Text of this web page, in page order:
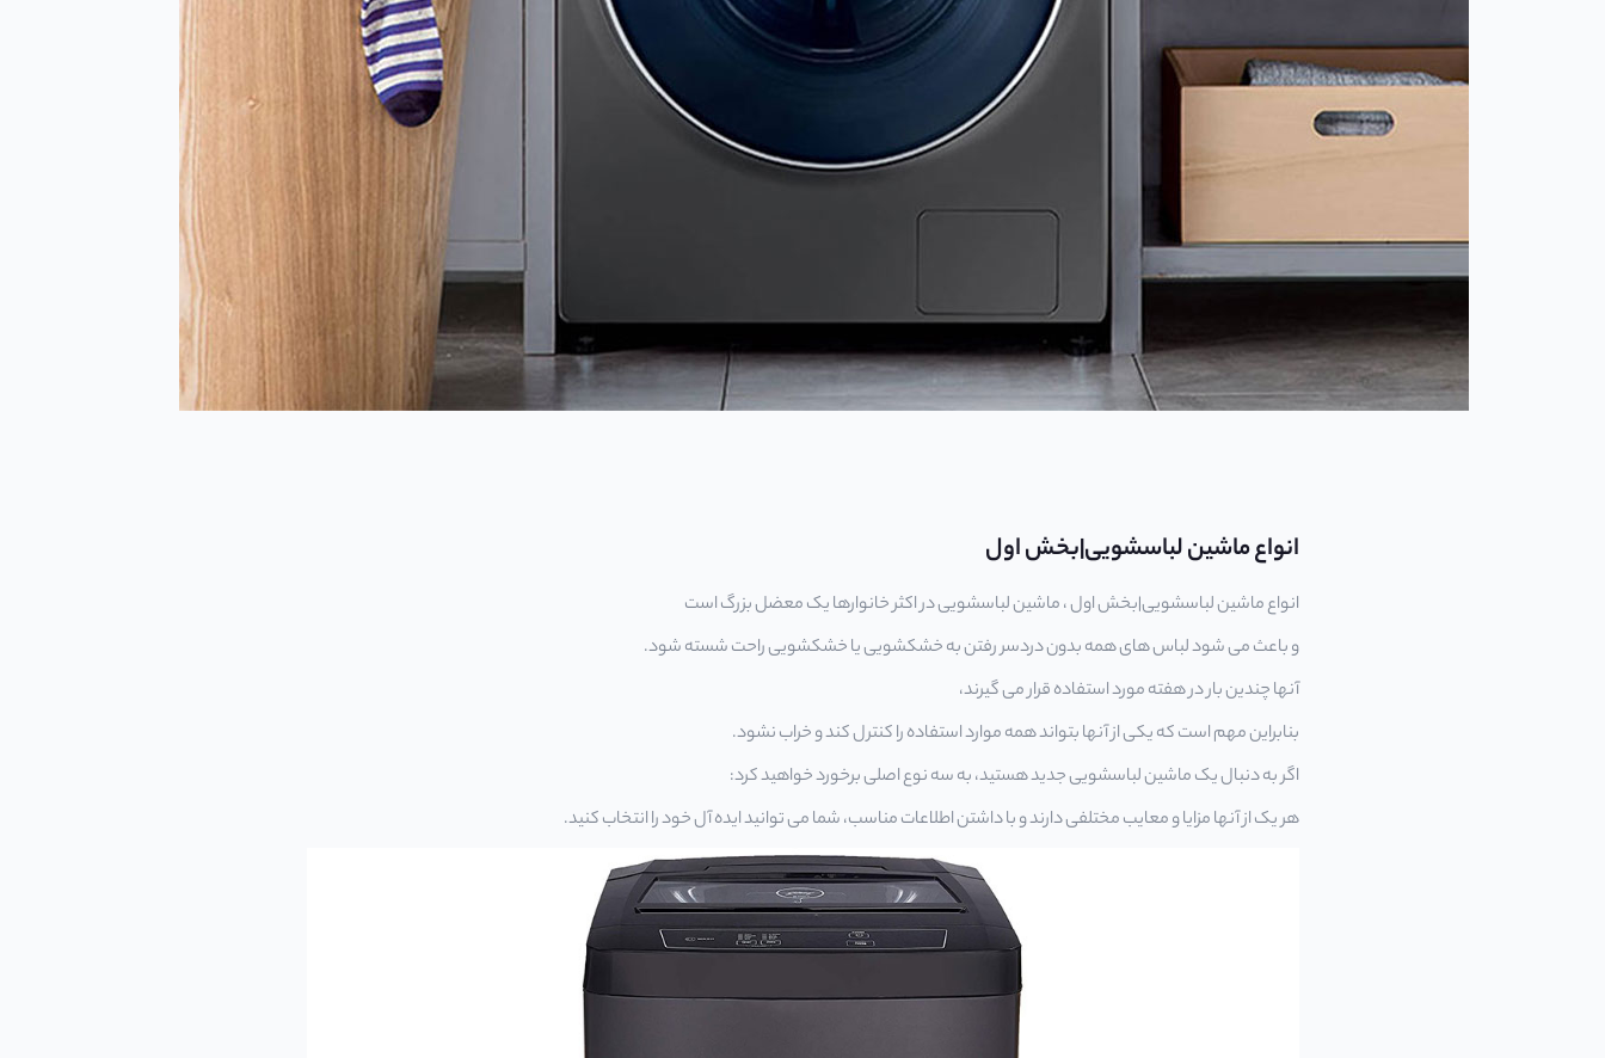
انواع ماشین لباسشویی|بخش اول
انواع ماشین لباسشویی|بخش اول ، ماشین لباسشویی در اکثر خانوارها یک معضل بزرگ است
و باعث می شود لباس های همه بدون دردسر رفتن به خشکشویی یا خشکشویی راحت شسته شود.
آنها چندین بار در هفته مورد استفاده قرار می گیرند،
بنابراین مهم است که یکی از آنها بتواند همه موارد استفاده را کنترل کند و خراب نشود.
اگر به دنبال یک ماشین لباسشویی جدید هستید، به سه نوع اصلی برخورد خواهید کرد:
هر یک از آنها مزایا و معایب مختلفی دارند و با داشتن اطلاعات مناسب، شما می توانید ایده آل خود را انتخاب کنید.